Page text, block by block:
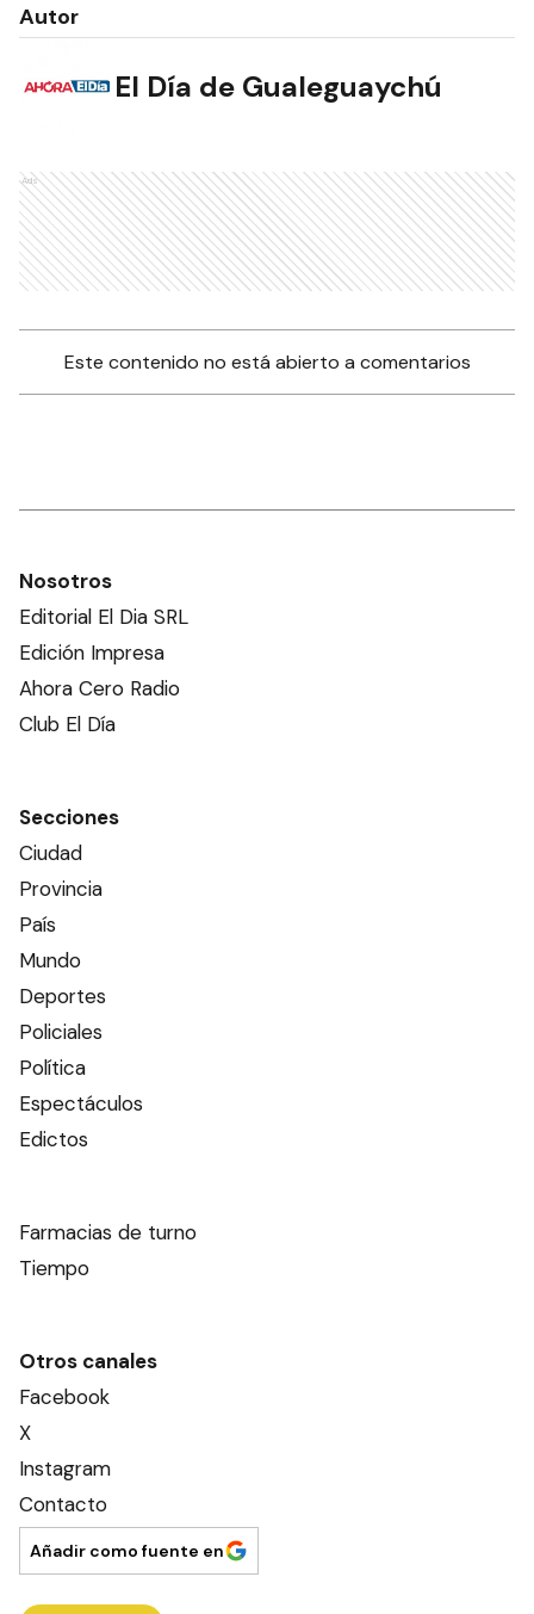
Autor
El Día de Gualeguaychú
Ads
Este contenido no está abierto a comentarios
Nosotros
Editorial El Dia SRL
Edición Impresa
Ahora Cero Radio
Club El Día
Secciones
Ciudad
Provincia
País
Mundo
Deportes
Policiales
Política
Espectáculos
Edictos
Farmacias de turno
Tiempo
Otros canales
Facebook
X
Instagram
Contacto
Añadir como fuente en